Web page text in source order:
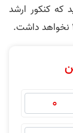
توجه کنید که کنکور ارشد